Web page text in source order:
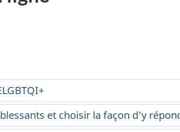
et choisir la façon d’y